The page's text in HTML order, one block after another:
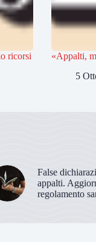
ricorsi
«Appalti,
5
False
appalti.
regolamento